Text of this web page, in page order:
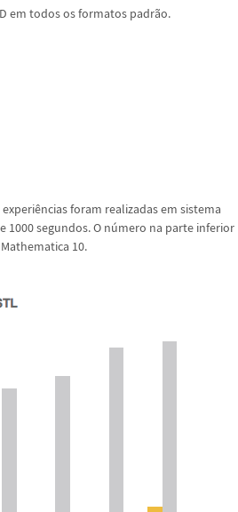
em todos os formatos padrão.
ências foram realizadas em sistema
1000 segundos. O número na parte inferior
10.